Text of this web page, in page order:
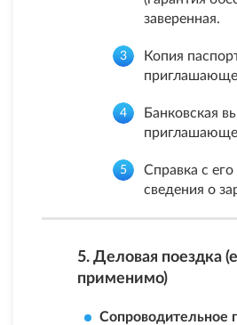
заверенная.
Копия
Банковская
Справка с
сведения о
5. Деловая поездка
применимо)
Сопроводительное